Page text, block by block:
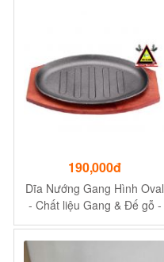
190,000đ
Dĩa Nướng Gang Hình Oval
- Chất liệu Gang & Đế gỗ -
Chiều dài 250 mm